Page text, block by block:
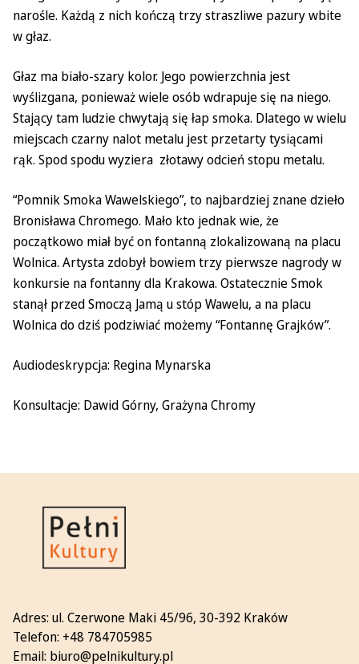
narośle. Każdą z nich kończą trzy straszliwe pazury wbite
w głaz.
Głaz ma biało-szary kolor. Jego powierzchnia jest
wyślizgana, ponieważ wiele osób wdrapuje się na niego.
Stający tam ludzie chwytają się łap smoka. Dlatego w wielu
miejscach czarny nalot metalu jest przetarty tysiącami
rąk. Spod spodu wyziera złotawy odcień stopu metalu.
“Pomnik Smoka Wawelskiego”, to najbardziej znane dzieło
Bronisława Chromego. Mało kto jednak wie, że
początkowo miał być on fontanną zlokalizowaną na placu
Wolnica. Artysta zdobył bowiem trzy pierwsze nagrody w
konkursie na fontanny dla Krakowa. Ostatecznie Smok
stanął przed Smoczą Jamą u stóp Wawelu, a na placu
Wolnica do dziś podziwiać możemy “Fontannę Grajków”.
Audiodeskrypcja: Regina Mynarska
Konsultacje: Dawid Górny, Grażyna Chromy
Adres: ul. Czerwone Maki 45/96, 30-392 Kraków
Telefon: +48 784705985
Email: biuro@pelnikultury.pl